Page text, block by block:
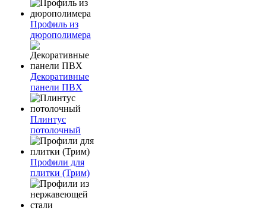
Профиль из
дюрополимера
Декоративные
панели ПВХ
Плинтус
потолочный
Профили для
плитки (Трим)